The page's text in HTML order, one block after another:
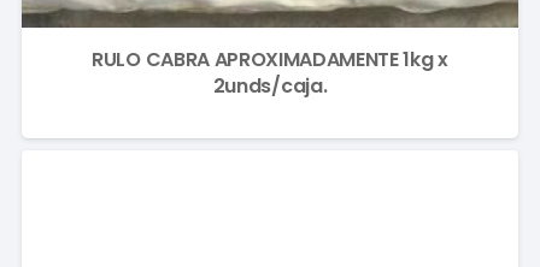
RULO CABRA APROXIMADAMENTE 1kg x
2unds/caja.